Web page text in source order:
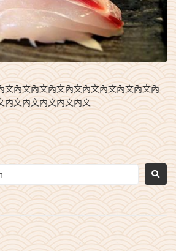
文內文內文內文內文內文內文內文內文內
內文內文內文內文內文...